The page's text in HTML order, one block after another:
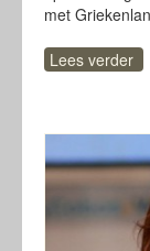
met
Lees verder